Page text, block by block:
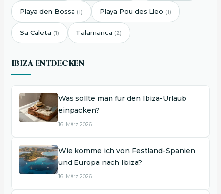
Playa den Bossa (1) Playa Pou des Lleo (1)
Sa Caleta (1) Talamanca (2)
IBIZA ENTDECKEN
Was sollte man für den Ibiza-Urlaub
einpacken?
16. März 2026
Wie komme ich von Festland-Spanien
und Europa nach Ibiza?
16. März 2026